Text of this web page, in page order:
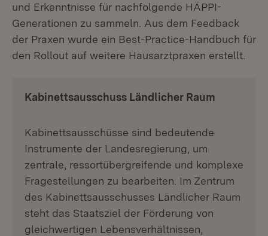
und Erkenntnisse für nachfolgende HÄPPI-
Generationen zu sammeln. Aus dem Feedback
der Praxen wurde ein Best-Practice-Handbuch für
den Rollout auf weitere Hausarztpraxen erstellt.
Kabinettsausschuss Ländlicher Raum
Kabinettsausschüsse sind bedeutende
Instrumente der Landesregierung, um
zentrale, ressortübergreifende und komplexe
Fragestellungen zu bearbeiten. Im Zentrum
des Kabinettsausschusses Ländlicher Raum
steht das Staatsziel der Förderung von
gleichwertigen Lebensverhältnissen,